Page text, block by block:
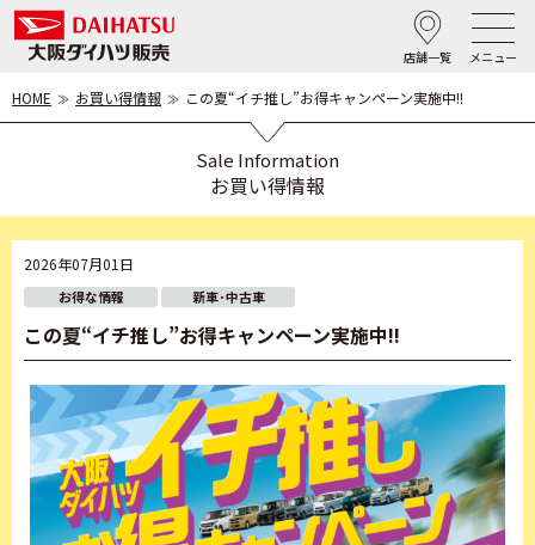
店舗一覧 メニュー
HOME お買い得情報 この夏“イチ推し”お得キャンペーン実施中!!
Sale Information
お買い得情報
2026年07月01日
お得な情報 新車･中古車
この夏“イチ推し”お得キャンペーン実施中!!